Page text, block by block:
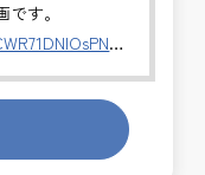
クの管理
理
支援
す。
がいのあるお仕
ております。